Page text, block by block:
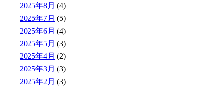
2025年8月 (4)
2025年7月 (5)
2025年6月 (4)
2025年5月 (3)
2025年4月 (2)
2025年3月 (3)
2025年2月 (3)